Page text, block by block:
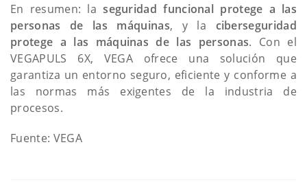
En resumen: laseguridad funcional protege a las
personas de las máquinas, y la ciberseguridad
protege a las máquinas de las personas. Con el
VEGAPULS 6X, VEGA ofrece una solución que
garantiza un entorno seguro, eficiente y conforme a
las normas más exigentes de la industria de
procesos.
Fuente: VEGA